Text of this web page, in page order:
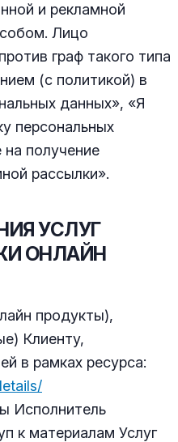
и рекламной
Лицо
граф такого типа
(с политикой) в
данных», «Я
персональных
получение
рассылки».
УСЛУГ
ОНЛАЙН
продукты),
Клиенту,
в рамках ресурса:
Исполнитель
к материалам Услуг